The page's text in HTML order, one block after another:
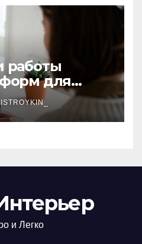
работы
для
и
и Легко